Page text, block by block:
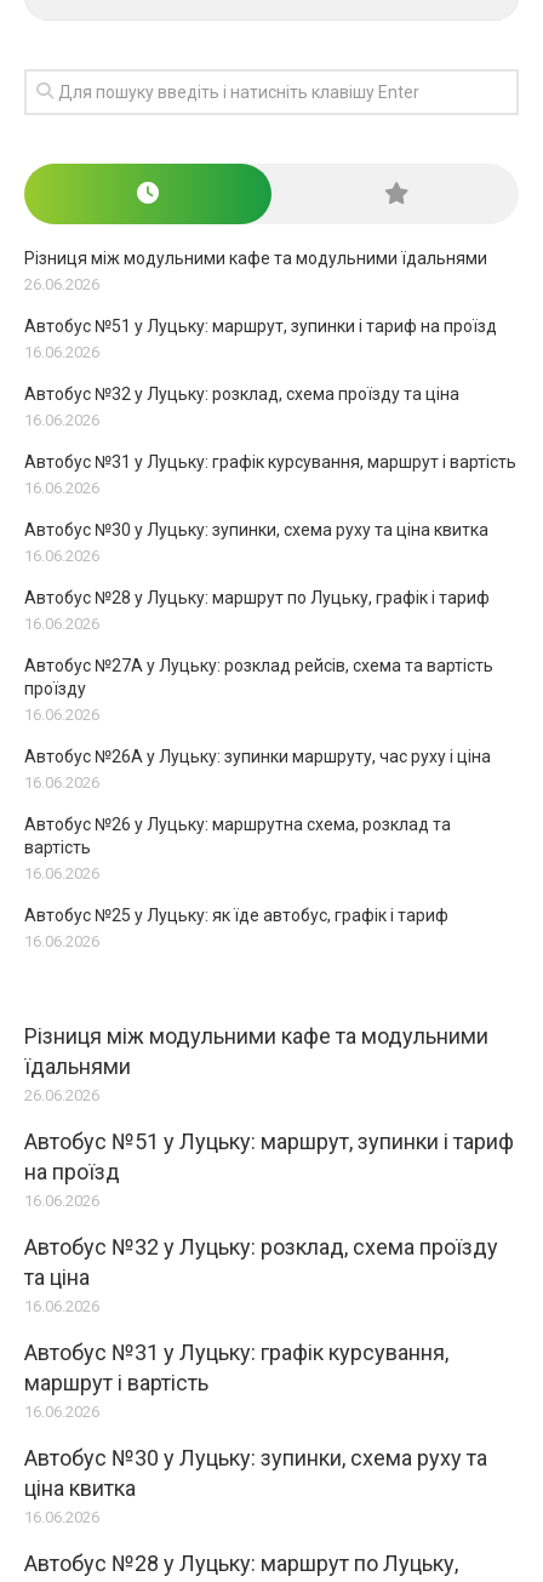
Різниця між модульними кафе та модульними їдальнями
26.06.2026
Автобус №51 у Луцьку: маршрут, зупинки і тариф на проїзд
16.06.2026
Автобус №32 у Луцьку: розклад, схема проїзду та ціна
16.06.2026
Автобус №31 у Луцьку: графік курсування, маршрут і вартість
16.06.2026
Автобус №30 у Луцьку: зупинки, схема руху та ціна квитка
16.06.2026
Автобус №28 у Луцьку: маршрут по Луцьку, графік і тариф
16.06.2026
Автобус №27А у Луцьку: розклад рейсів, схема та вартість
проїзду
16.06.2026
Автобус №26А у Луцьку: зупинки маршруту, час руху і ціна
16.06.2026
Автобус №26 у Луцьку: маршрутна схема, розклад та
вартість
16.06.2026
Автобус №25 у Луцьку: як їде автобус, графік і тариф
16.06.2026
Різниця між модульними кафе та модульними
їдальнями
26.06.2026
Автобус №51 у Луцьку: маршрут, зупинки і тариф
на проїзд
16.06.2026
Автобус №32 у Луцьку: розклад, схема проїзду
та ціна
16.06.2026
Автобус №31 у Луцьку: графік курсування,
маршрут і вартість
16.06.2026
Автобус №30 у Луцьку: зупинки, схема руху та
ціна квитка
16.06.2026
Автобус №28 у Луцьку: маршрут по Луцьку,